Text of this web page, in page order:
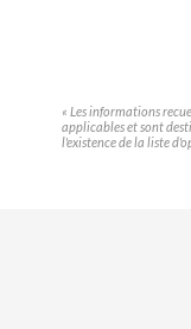
« Les informations
applicables et sont
l'existence de la liste